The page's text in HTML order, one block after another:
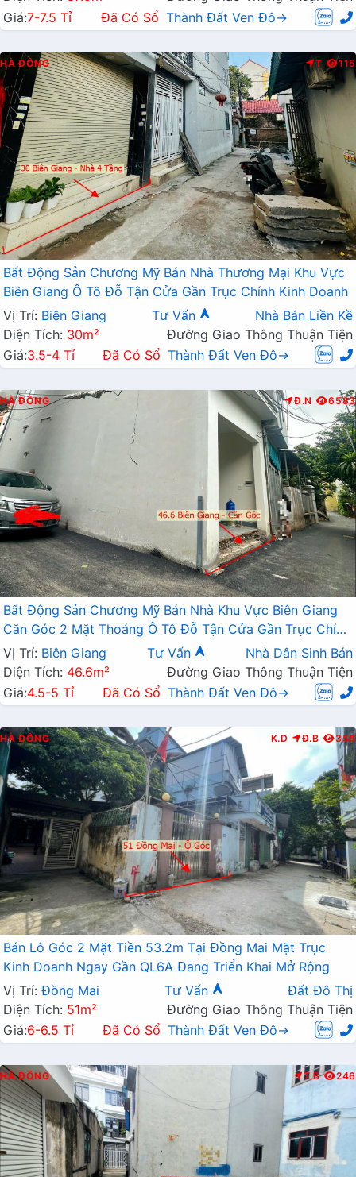
Giá:7-7.5 Tỉ Đã Có Sổ Thành Đất Ven Đô→
HÀ ĐÔNG T 115
Bất Động Sản Chương Mỹ Bán Nhà Thương Mại Khu Vực
Biên Giang Ô Tô Đỗ Tận Cửa Gần Trục Chính Kinh Doanh
Vị Trí: Biên Giang Tư Vấn
Nhà Bán Liền Kề
Diện Tích: 30m²
Đường Giao Thông Thuận Tiện
Giá:3.5-4 Tỉ Đã Có Sổ Thành Đất Ven Đô→
HÀ ĐÔNG Đ.N 6583
Bất Động Sản Chương Mỹ Bán Nhà Khu Vực Biên Giang
Căn Góc 2 Mặt Thoáng Ô Tô Đỗ Tận Cửa Gần Trục Chính
Kinh Doanh
Vị Trí: Biên Giang Tư Vấn
Nhà Dân Sinh Bán
Diện Tích: 46.6m²
Đường Giao Thông Thuận Tiện
Giá:4.5-5 Tỉ Đã Có Sổ Thành Đất Ven Đô→
HÀ ĐÔNG K.D Đ.B 356
Bán Lô Góc 2 Mặt Tiền 53.2m Tại Đồng Mai Mặt Trục
Kinh Doanh Ngay Gần QL6A Đang Triển Khai Mở Rộng
Vị Trí: Đồng Mai Tư Vấn
Đất Đô Thị
Diện Tích: 51m²
Đường Giao Thông Thuận Tiện
Giá:6-6.5 Tỉ Đã Có Sổ Thành Đất Ven Đô→
HÀ ĐÔNG T.B 246